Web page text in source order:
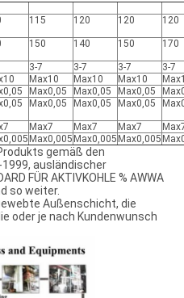
115 120 120 120
150 140 150 170
3-7 3-7 3-7
3-7
Max10 Max10 Max10
Max0,05 Max0,05 Max0,05
Max0,05 Max0,05 Max0,05
Max7 Max7 Max7
Max0,005 Max0,005 Max0,005
gemäß den
ausländischer
FÜR AKTIVKOHLE % AWWA
so weiter.
Außenschicht, die
oder je nach Kundenwunsch